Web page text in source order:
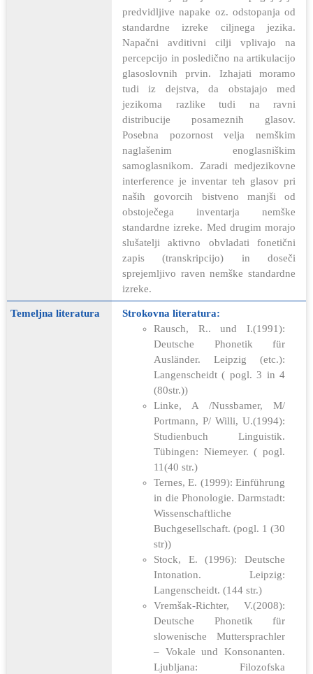
predvidljive napake oz. odstopanja od
standardne izreke ciljnega jezika.
Napačni avditivni cilji vplivajo na
percepcijo in posledično na artikulacijo
glasoslovnih prvin. Izhajati moramo
tudi iz dejstva, da obstajajo med
jezikoma razlike tudi na ravni
distribucije posameznih glasov.
Posebna pozornost velja nemškim
naglašenim enoglasniškim
samoglasnikom. Zaradi medjezikovne
interference je inventar teh glasov pri
naših govorcih bistveno manjši od
obstoječega inventarja nemške
standardne izreke. Med drugim morajo
slušatelji aktivno obvladati fonetični
zapis (transkripcijo) in doseči
sprejemljivo raven nemške standardne
izreke.
Temeljna literatura
Strokovna literatura:
Rausch, R.. und I.(1991):
Deutsche Phonetik für
Ausländer. Leipzig (etc.):
Langenscheidt ( pogl. 3 in 4
(80str.))
Linke, A /Nussbamer, M/
Portmann, P/ Willi, U.(1994):
Studienbuch Linguistik.
Tübingen: Niemeyer. ( pogl.
11(40 str.)
Ternes, E. (1999): Einführung
in die Phonologie. Darmstadt:
Wissenschaftliche
Buchgesellschaft. (pogl. 1 (30
str))
Stock, E. (1996): Deutsche
Intonation. Leipzig:
Langenscheidt. (144 str.)
Vremšak-Richter, V.(2008):
Deutsche Phonetik für
slowenische Muttersprachler
– Vokale und Konsonanten.
Ljubljana: Filozofska